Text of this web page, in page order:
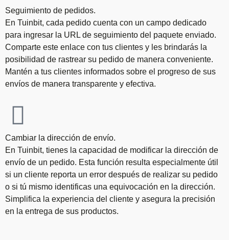
Seguimiento de pedidos.
En Tuinbit, cada pedido cuenta con un campo dedicado
para ingresar la URL de seguimiento del paquete enviado.
Comparte este enlace con tus clientes y les brindarás la
posibilidad de rastrear su pedido de manera conveniente.
Mantén a tus clientes informados sobre el progreso de sus
envíos de manera transparente y efectiva.
Cambiar la dirección de envío.
En Tuinbit, tienes la capacidad de modificar la dirección de
envío de un pedido. Esta función resulta especialmente útil
si un cliente reporta un error después de realizar su pedido
o si tú mismo identificas una equivocación en la dirección.
Simplifica la experiencia del cliente y asegura la precisión
en la entrega de sus productos.